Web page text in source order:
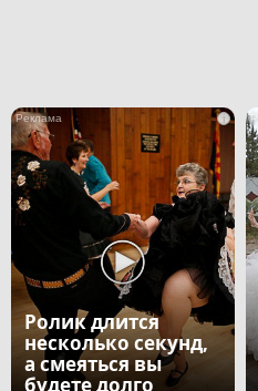
i
Ролик длится
несколько секунд,
а смеяться вы
будете долго